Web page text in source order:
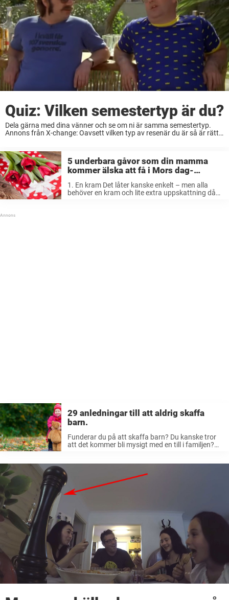
Quiz: Vilken semestertyp är du?
Dela gärna med dina vänner och se om ni är samma semestertyp.
Annons från X-change: Oavsett vilken typ av resenär du är så är rätt
5 underbara gåvor som din mamma
kommer älska att få i Mors dag-
1. En kram Det låter kanske enkelt – men alla
behöver en kram och lite extra uppskattning då
29 anledningar till att aldrig skaffa
barn.
Funderar du på att skaffa barn? Du kanske tror
att det kommer bli mysigt med en till i familjen?